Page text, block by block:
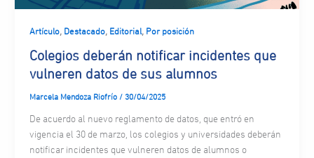
Artículo, Destacado, Editorial, Por posición
Colegios deberán notificar incidentes que
vulneren datos de sus alumnos
Marcela Mendoza Riofrío / 30/04/2025
De acuerdo al nuevo reglamento de datos, que entró en
vigencia el 30 de marzo, los colegios y universidades deberán
notificar incidentes que vulneren datos de alumnos o